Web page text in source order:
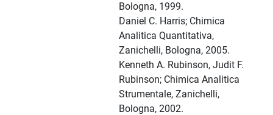
Bologna, 1999.
Daniel C. Harris; Chimica
Analitica Quantitativa,
Zanichelli, Bologna, 2005.
Kenneth A. Rubinson, Judit F.
Rubinson; Chimica Analitica
Strumentale, Zanichelli,
Bologna, 2002.